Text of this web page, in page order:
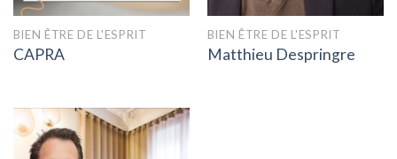
BIEN ÊTRE DE L'ESPRIT
CAPRA
BIEN ÊTRE DE L'ESPRIT
Matthieu Despringre